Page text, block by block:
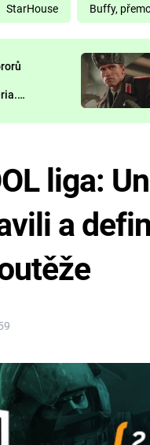
StarHouse Buffy,
liga:
a